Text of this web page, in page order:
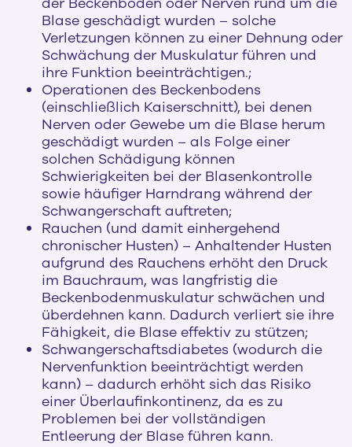
Blase geschädigt wurden – solche
Verletzungen können zu einer Dehnung oder
Schwächung der Muskulatur führen und
ihre Funktion beeinträchtigen.;
Operationen des Beckenbodens
(einschließlich Kaiserschnitt), bei denen
Nerven oder Gewebe um die Blase herum
geschädigt wurden – als Folge einer
solchen Schädigung können
Schwierigkeiten bei der Blasenkontrolle
sowie häufiger Harndrang während der
Schwangerschaft auftreten;
Rauchen (und damit einhergehend
chronischer Husten) – Anhaltender Husten
aufgrund des Rauchens erhöht den Druck
im Bauchraum, was langfristig die
Beckenbodenmuskulatur schwächen und
überdehnen kann. Dadurch verliert sie ihre
Fähigkeit, die Blase effektiv zu stützen;
Schwangerschaftsdiabetes (wodurch die
Nervenfunktion beeinträchtigt werden
kann) – dadurch erhöht sich das Risiko
einer Überlaufinkontinenz, da es zu
Problemen bei der vollständigen
Entleerung der Blase führen kann.